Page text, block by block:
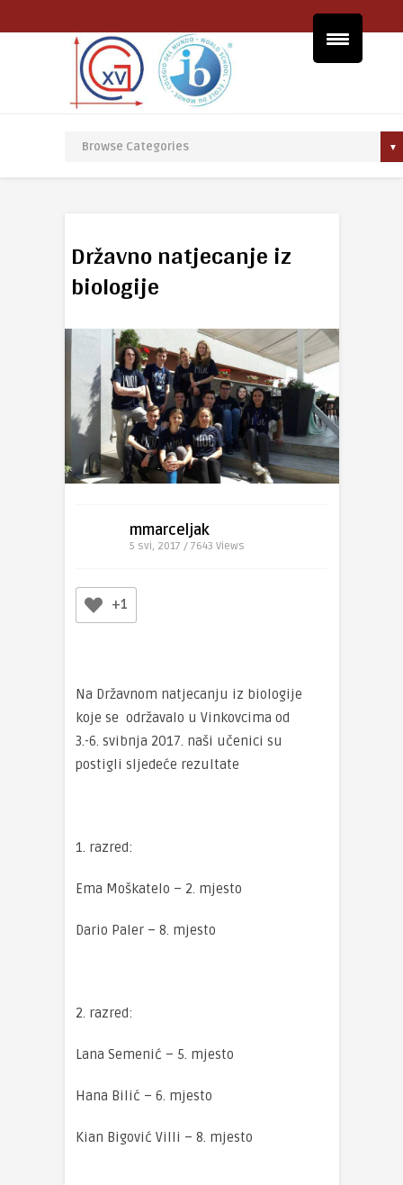
Državno natjecanje iz
biologije
mmarceljak
5 svi, 2017 / 7643 Views
+1
Na Državnom natjecanju iz biologije
koje se održavalo u Vinkovcima od
3.-6. svibnja 2017. naši učenici su
postigli sljedeće rezultate
1. razred:
Ema Moškatelo – 2. mjesto
Dario Paler – 8. mjesto
2. razred:
Lana Semenić – 5. mjesto
Hana Bilić – 6. mjesto
Kian Bigović Villi – 8. mjesto